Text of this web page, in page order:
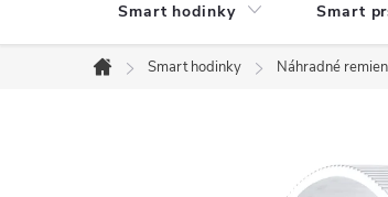
Smart hodinky Smart
Domov
Smart hodinky Náhradné